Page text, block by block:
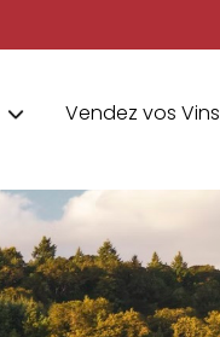
Vendez vos Vins